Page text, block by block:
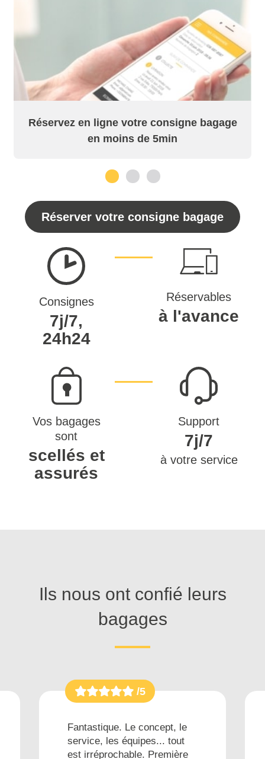
Réservez en ligne votre consigne bagage
en moins de 5min
Réserver votre consigne bagage
Consignes
7j/7,
24h24
Réservables
à l'avance
Vos bagages
sont
scellés et
assurés
Support
7j/7
à votre service
Ils nous ont confié leurs
bagages
/5
Fantastique. Le concept, le
service, les équipes... tout
est irréprochable. Première